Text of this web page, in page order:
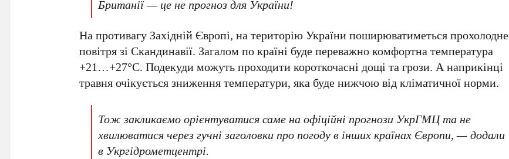
Британії — це не прогноз для України!
На противагу Західній Європі, на територію України поширюватиметься прохолодне
повітря зі Скандинавії. Загалом по країні буде переважно комфортна температура
+21…+27°C. Подекуди можуть проходити короткочасні дощі та грози. А наприкінці
травня очікується зниження температури, яка буде нижчою від кліматичної норми.
Тож закликаємо орієнтуватися саме на офіційні прогнози УкрГМЦ та не
хвилюватися через гучні заголовки про погоду в інших країнах Європи, — додали
в Укргідрометцентрі.